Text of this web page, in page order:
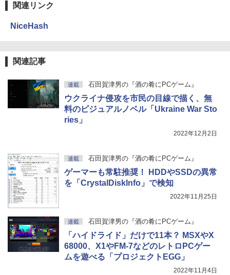
関連リンク
NiceHash
関連記事
連載 石田賀津男の『酒の肴にPCゲーム』
ウクライナ侵攻を市民の目線で描く、無
料のビジュアルノベル「Ukraine War Sto
ries」
2022年12月2日
連載 石田賀津男の『酒の肴にPCゲーム』
ゲーマーも常駐推奨！ HDDやSSDの異常
を「CrystalDiskInfo」で検知
2022年11月25日
連載 石田賀津男の『酒の肴にPCゲーム』
「ハイドライド」だけで11本？ MSXやX
68000、X1やFM-7などのレトロPCゲー
ムを遊べる「プロジェクトEGG」
2022年11月4日